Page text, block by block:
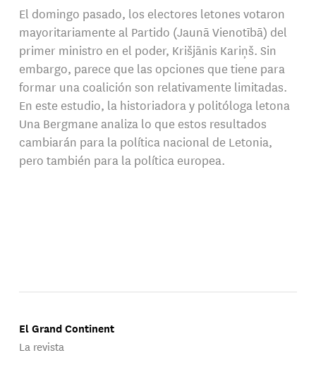
El domingo pasado, los electores letones votaron
mayoritariamente al Partido (Jaunā Vienotībā) del
primer ministro en el poder, Krišjānis Kariņš. Sin
embargo, parece que las opciones que tiene para
formar una coalición son relativamente limitadas.
En este estudio, la historiadora y politóloga letona
Una Bergmane analiza lo que estos resultados
cambiarán para la política nacional de Letonia,
pero también para la política europea.
El Grand Continent
La revista